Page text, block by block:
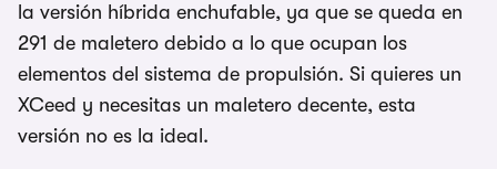
la versión híbrida enchufable, ya que se queda en
291 de maletero debido a lo que ocupan los
elementos del sistema de propulsión. Si quieres un
XCeed y necesitas un maletero decente, esta
versión no es la ideal.